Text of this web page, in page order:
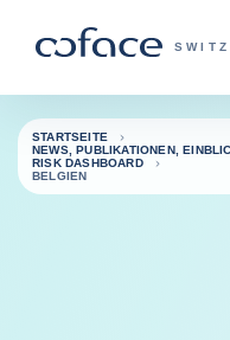
Zurück zur Startseite
STARTSEITE
NEWS, PUBLIKATIONEN,
RISK DASHBOARD
BELGIEN